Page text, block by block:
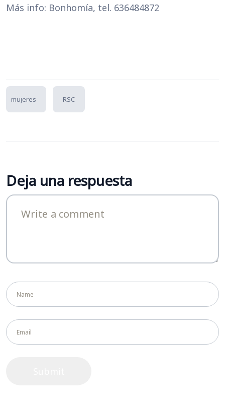
Más info: Bonhomía, tel. 636484872
mujeres RSC
Deja una respuesta